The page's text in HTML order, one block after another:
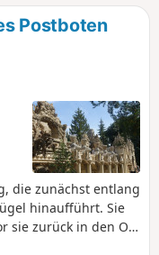
Postboten
die zunächst entlang
hinaufführt. Sie
sie zurück in den Ort